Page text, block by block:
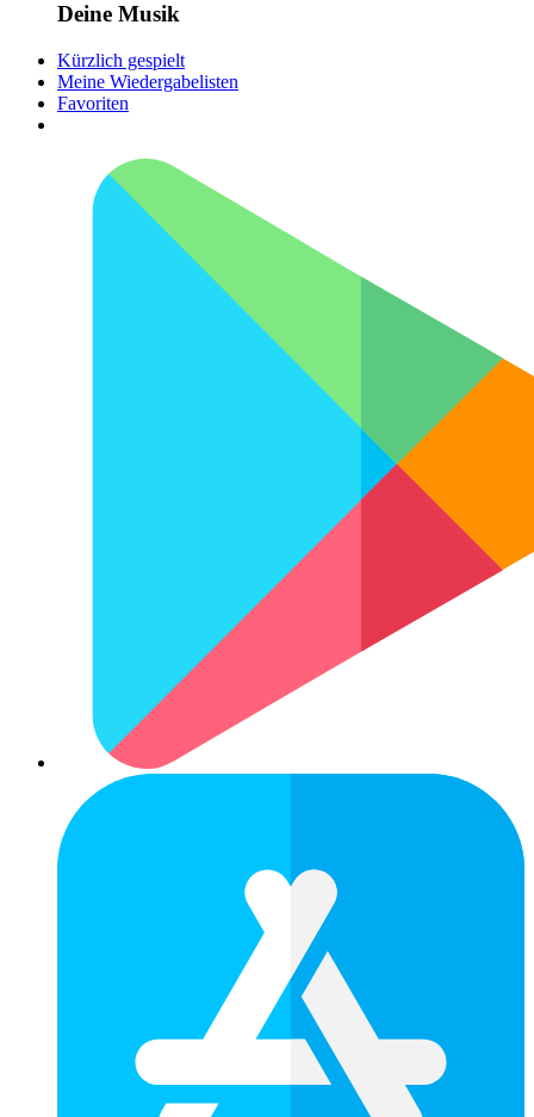
Deine Musik
Kürzlich gespielt
Meine Wiedergabelisten
Favoriten